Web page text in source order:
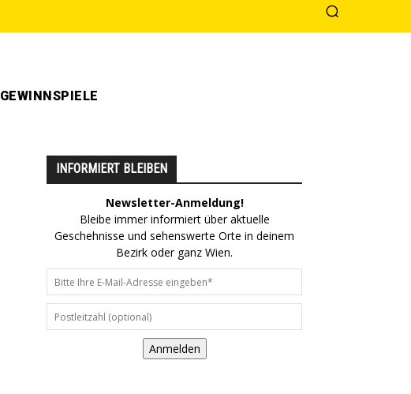
GEWINNSPIELE
INFORMIERT BLEIBEN
Newsletter-Anmeldung!
Bleibe immer informiert über aktuelle
Geschehnisse und sehenswerte Orte in deinem
Bezirk oder ganz Wien.
Anmelden